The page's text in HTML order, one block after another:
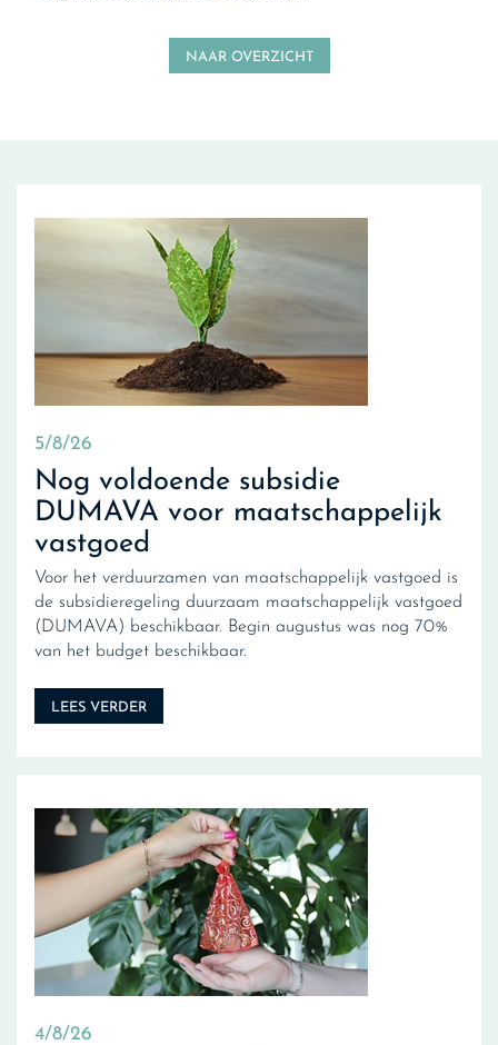
NAAR OVERZICHT
5/8/26
Nog voldoende subsidie
DUMAVA voor maatschappelijk
vastgoed
Voor het verduurzamen van maatschappelijk vastgoed is
de subsidieregeling duurzaam maatschappelijk vastgoed
(DUMAVA) beschikbaar. Begin augustus was nog 70%
van het budget beschikbaar.
LEES VERDER
4/8/26